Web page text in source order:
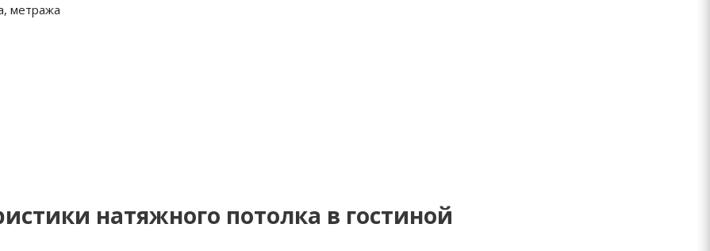
метража
натяжного потолка в гостиной